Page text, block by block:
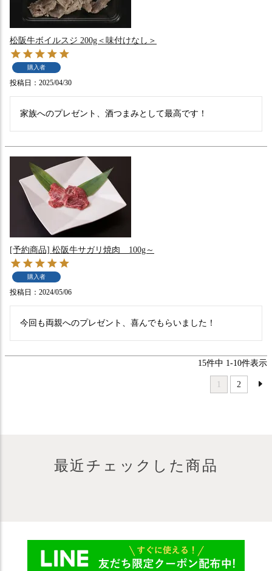
松阪牛ボイルスジ 200g＜味付けなし＞
購入者
投稿日 2025/04/30
家族へのプレゼント、酒つまみとして最高です！
[予約商品] 松阪牛サガリ焼肉 100g～
購入者
投稿日 2024/05/06
15件中 1-10件表示
1 2
最近チェックした商品